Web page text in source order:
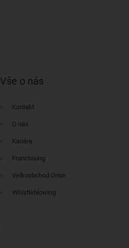
Vše o nás
Kontakt
O nás
Kariéra
Franchising
Velkoobchod Orion
Whistleblowing